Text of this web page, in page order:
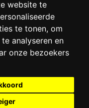
website te
te tonen, om
analyseren en
onze bezoekers